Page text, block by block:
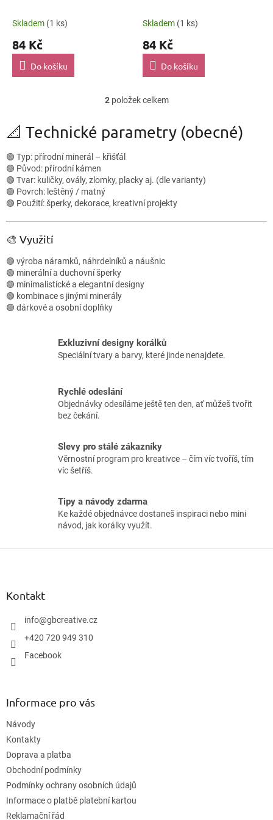
Skladem (1 ks)
84 Kč
Do košíku
Skladem (1 ks)
84 Kč
Do košíku
O
l
á
c
í
r
v
ý
i
2položek celkem
📐 Technické parametry (obecné)
🟢 Typ: přírodní minerál – křišťál
🟢 Původ: přírodní kámen
🟢 Tvar: kuličky, ovály, zlomky, placky aj. (dle varianty)
🟢 Povrch: leštěný / matný
🟢 Použití: šperky, dekorace, kreativní projekty
🎨 Využití
🟢 výroba náramků, náhrdelníků a náušnic
🟢 minerální a duchovní šperky
🟢 minimalistické a elegantní designy
🟢 kombinace s jinými minerály
🟢 dárkové a osobní doplňky
Exkluzivní designy korálků
Speciální tvary a barvy, které jinde nenajdete.
Rychlé odeslání
Objednávky odesíláme ještě ten den, ať můžeš tvořit
bez čekání.
Slevy pro stálé zákazníky
Věrnostní program pro kreativce – čím víc tvoříš, tím
víc šetříš.
Tipy a návody zdarma
Ke každé objednávce dostaneš inspiraci nebo mini
návod, jak korálky využít.
Kontakt
info@gbcreative.cz
+420 720 949 310
Facebook
Informace pro vás
Návody
Kontakty
Doprava a platba
Obchodní podmínky
Podmínky ochrany osobních údajů
Informace o platbě platební kartou
Reklamační řád